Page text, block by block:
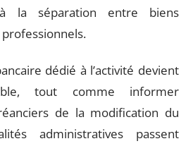
la séparation entre biens
dédié à l’activité devient
tout comme informer
de la modification du
administratives passent